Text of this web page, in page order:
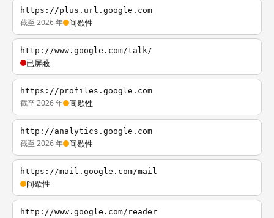
https://plus.url.google.com
截至 2026 年 间歇性
http://www.google.com/talk/
已屏蔽
https://profiles.google.com
截至 2026 年 间歇性
http://analytics.google.com
截至 2026 年 间歇性
https://mail.google.com/mail
间歇性
http://www.google.com/reader